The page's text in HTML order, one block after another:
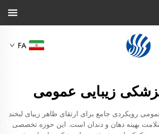
FA
زیبایی عمومی
رویکردی جامع برای ارتقای ظاهر زیبای لبخند
بهینه دهان و دندان است. این حوزه تخصصی